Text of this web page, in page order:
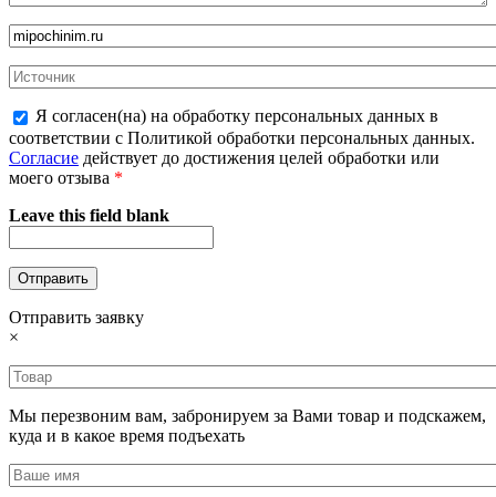
Я согласен(на) на обработку персональных данных в
соответствии с Политикой обработки персональных данных.
Согласие действует до достижения целей обработки или
моего отзыва *
Leave this field blank
Отправить заявку
×
Мы перезвоним вам, забронируем за Вами товар и подскажем,
куда и в какое время подъехать